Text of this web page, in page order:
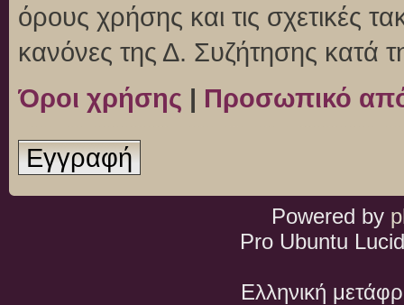
όρους χρήσης και τις σχετικές
κανόνες της Δ. Συζήτησης κατά
Όροι χρήσης | Προσωπικό
Εγγραφή
Powered by
Pro Ubuntu
Ελληνική